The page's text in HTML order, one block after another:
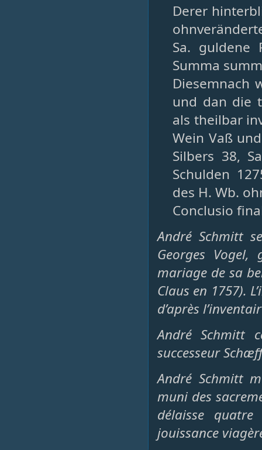
Derer
Sa. guldene
Summa
Diesemnach
und dan die
als theilbar
Wein Vaß
Silbers 38,
Schulden
des H. Wb.
Conclusio
André Schmitt
Georges
mariage de sa
Claus en 1757).
d’après
André Schmitt
successeur
André Schmitt
muni des
délaisse
jouissance